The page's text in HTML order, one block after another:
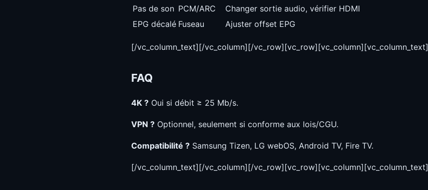
Pas de son PCM/ARC
Changer sortie audio, vérifier HDMI
EPG décalé Fuseau Ajuster offset EPG
[/vc_column_text][/vc_column][/vc_row][vc_row][vc_column][vc_column_text]
FAQ
4K ? Oui si débit ≥ 25 Mb/s.
VPN ? Optionnel, seulement si conforme aux lois/CGU.
Compatibilité ? Samsung Tizen, LG webOS, Android TV, Fire TV.
[/vc_column_text][/vc_column][/vc_row][vc_row][vc_column][vc_column_text]